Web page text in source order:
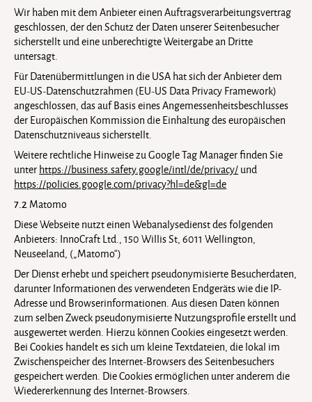
Wir haben mit dem Anbieter einen Auftragsverarbeitungsvertrag
geschlossen, der den Schutz der Daten unserer Seitenbesucher
sicherstellt und eine unberechtigte Weitergabe an Dritte
untersagt.
Für Datenübermittlungen in die USA hat sich der Anbieter dem
EU-US-Datenschutzrahmen (EU-US Data Privacy Framework)
angeschlossen, das auf Basis eines Angemessenheitsbeschlusses
der Europäischen Kommission die Einhaltung des europäischen
Datenschutzniveaus sicherstellt.
Weitere rechtliche Hinweise zu Google Tag Manager finden Sie
unterhttps://business.safety.google/intl/de/privacy/und
https://policies.google.com/privacy?hl=de&gl=de
7.2 Matomo
Diese Webseite nutzt einen Webanalysedienst des folgenden
Anbieters: InnoCraft Ltd., 150 Willis St, 6011 Wellington,
Neuseeland, („Matomo“)
Der Dienst erhebt und speichert pseudonymisierte Besucherdaten,
darunter Informationen des verwendeten Endgeräts wie die IP-
Adresse und Browserinformationen. Aus diesen Daten können
zum selben Zweck pseudonymisierte Nutzungsprofile erstellt und
ausgewertet werden. Hierzu können Cookies eingesetzt werden.
Bei Cookies handelt es sich um kleine Textdateien, die lokal im
Zwischenspeicher des Internet-Browsers des Seitenbesuchers
gespeichert werden. Die Cookies ermöglichen unter anderem die
Wiedererkennung des Internet-Browsers.